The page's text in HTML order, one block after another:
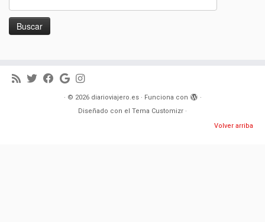
· © 2026 diarioviajero.es· Funciona con
·
Diseñado con el Tema Customizr ·
Volver arriba